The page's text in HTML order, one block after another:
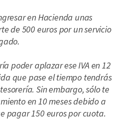
en Hacienda unas
de 500 euros por un servicio
poder aplazar ese IVA en 12
que pase el tiempo tendrás
Sin embargo, sólo te
en 10 meses debido a
pagar 150 euros por cuota.